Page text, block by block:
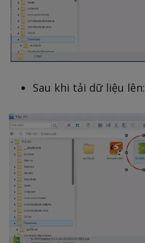
Sau khi tải dữ liệu lên: